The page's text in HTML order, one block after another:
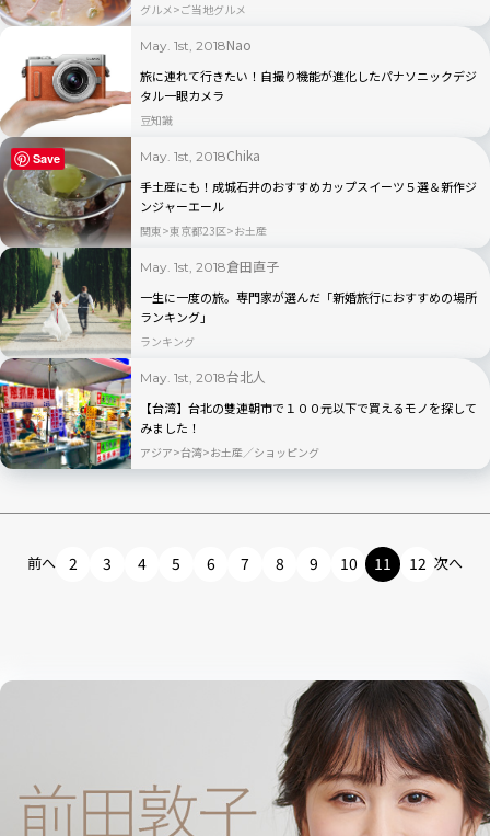
グルメ ご当地グルメ
May. 1st, 2018Nao
旅に連れて行きたい！自撮り機能が進化したパナソニックデジ
タル一眼カメラ
豆知識
May. 1st, 2018Chika
手土産にも！成城石井のおすすめカップスイーツ５選＆新作ジ
ンジャーエール
関東 東京都23区 お土産
May. 1st, 2018倉田直子
一生に一度の旅。専門家が選んだ「新婚旅行におすすめの場所
ランキング」
ランキング
May. 1st, 2018台北人
【台湾】台北の雙連朝市で１００元以下で買えるモノを探して
みました！
アジア 台湾 お土産／ショッピング
前へ 2 3 4 5 6 7 8 9 10 11 12 次へ
Save